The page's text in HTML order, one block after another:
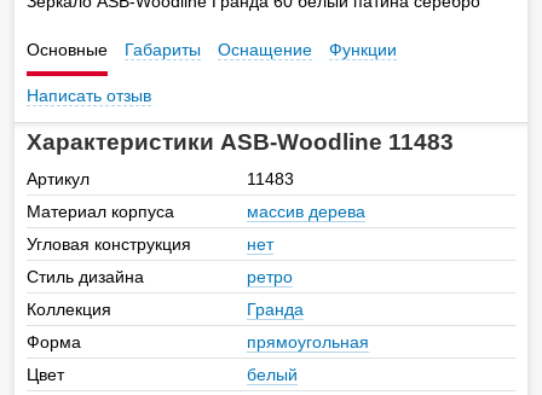
Основные Габариты Оснащение Функции
Написать отзыв
Характеристики ASB-Woodline 11483
Артикул
11483
Материал корпуса
массив дерева
Угловая конструкция
нет
Стиль дизайна
ретро
Коллекция
Гранда
Форма
прямоугольная
Цвет
белый